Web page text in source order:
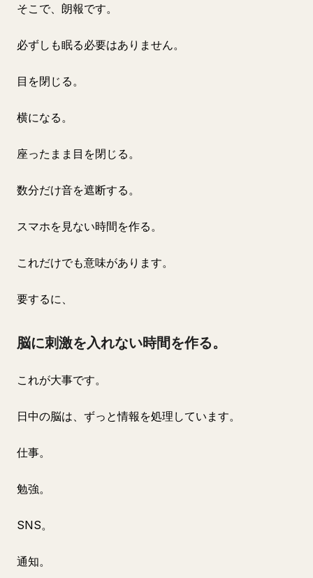
そこで、朗報です。
必ずしも眠る必要はありません。
目を閉じる。
横になる。
座ったまま目を閉じる。
数分だけ音を遮断する。
スマホを見ない時間を作る。
これだけでも意味があります。
要するに、
脳に刺激を入れない時間を作る。
これが大事です。
日中の脳は、ずっと情報を処理しています。
仕事。
勉強。
SNS。
通知。